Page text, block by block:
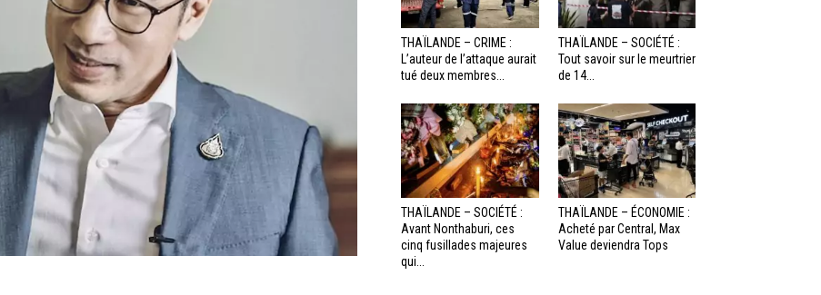
THAÏLANDE – CRIME :
L’auteur de l’attaque aurait
tué deux membres...
THAÏLANDE – SOCIÉTÉ :
Tout savoir sur le meurtrier
de 14...
THAÏLANDE – SOCIÉTÉ :
Avant Nonthaburi, ces
cinq fusillades majeures
qui...
THAÏLANDE – ÉCONOMIE :
Acheté par Central, Max
Value deviendra Tops